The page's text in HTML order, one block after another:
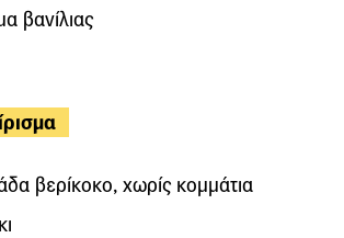
βανίλιας
βερίκοκο, χωρίς κομμάτια